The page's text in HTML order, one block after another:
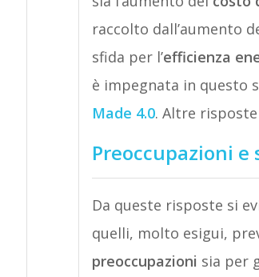
raccolto dall’aumento
sfida per l’efficienza
è impegnata in questo
Made 4.0. Altre
Preoccupazioni e
Da queste risposte si
quelli, molto esigui,
preoccupazioni sia per